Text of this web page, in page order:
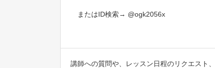
またはID検索→ @ogk2056x
講師への質問や、レッスン日程のリクエスト